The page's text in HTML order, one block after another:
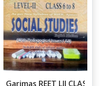
3600+ प्रश्न
Garimas REET LII CLASS